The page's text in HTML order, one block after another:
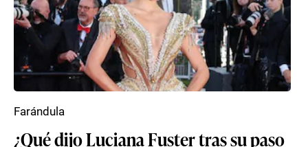
¿Qué dijo Luciana Fuster tras su paso
Farándula